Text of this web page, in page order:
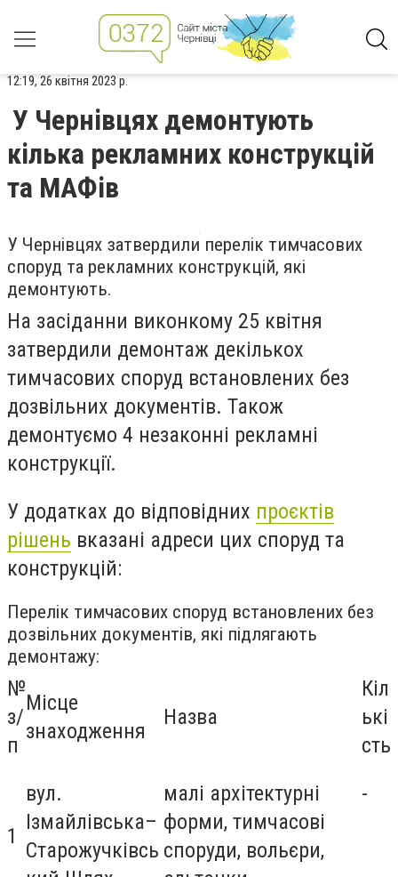
12:19, 26 квітня 2023 р.
У Чернівцях демонтують
кілька рекламних конструкцій
та МАФів
У Чернівцях затвердили перелік тимчасових
споруд та рекламних конструкцій, які
демонтують.
На засіданни виконкому 25 квітня
затвердили демонтаж декількох
тимчасових споруд встановлених без
дозвільних документів. Також
демонтуємо 4 незаконні рекламні
конструкції.
У додатках до відповідних проєктів
рішень вказані адреси цих споруд та
конструкцій:
Перелік тимчасових споруд встановлених без
дозвільних документів, які підлягають
демонтажу:
№
з/
п
Місце
знаходження
Назва
Кіл
ькі
сть
1
вул.
Ізмайлівська–
Старожучківсь
малі архітектурні
форми, тимчасові
споруди, вольєри,
-